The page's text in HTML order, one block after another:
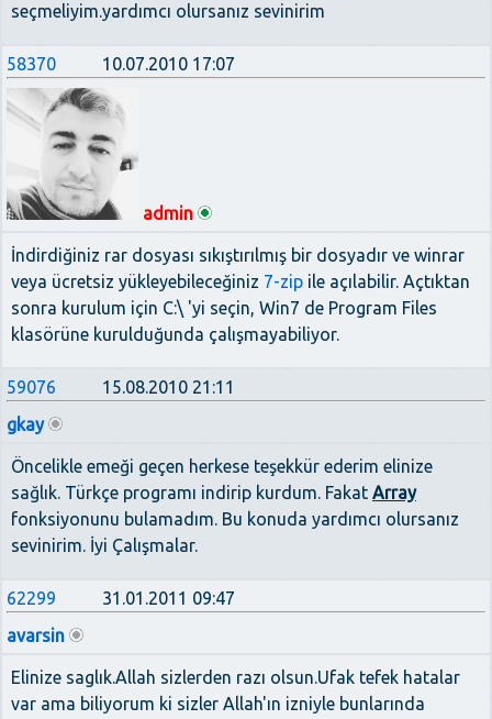
seçmeliyim.yardımcı olursanız sevinirim
58370 10.07.2010 17:07
admin
İndirdiğiniz rar dosyası sıkıştırılmış bir dosyadır ve winrar
veya ücretsiz yükleyebileceğiniz 7-zip ile açılabilir. Açtıktan
sonra kurulum için C:\ 'yi seçin, Win7 de Program Files
klasörüne kurulduğunda çalışmayabiliyor.
59076
15.08.2010 21:11
gkay
Öncelikle emeği geçen herkese teşekkür ederim elinize
sağlık. Türkçe programı indirip kurdum. Fakat Array
fonksiyonunu bulamadım. Bu konuda yardımcı olursanız
sevinirim. İyi Çalışmalar.
62299
31.01.2011 09:47
avarsin
Elinize saglık.Allah sizlerden razı olsun.Ufak tefek hatalar
var ama biliyorum ki sizler Allah'ın izniyle bunlarında